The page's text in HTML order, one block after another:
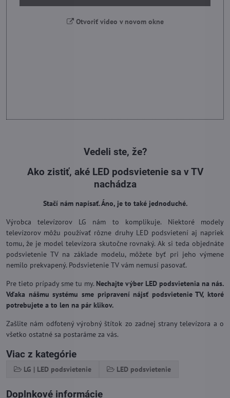
Otvoriť video v novom okne
Vedeli ste, že?
Ako zistiť, aké LED podsvietenie sa v TV
nachádza
Stačí nám napísať. Áno, je to také jednoduché.
Výrobca televízorov LG nám to komplikuje. Niektoré modely
televízorov môžu používať rôzne druhy LED podsvietení aj napriek
tomu, že je model televízora skutočne rovnaký. Ak si teda objednáte
podsvietenie TV na základe modelu, môžete byť pri jeho výmene
nemilo prekvapený. Podsvietenie TV vám nemusí pasovať.
Pre tieto prípady sme tu my. Nechajte výber LED podsvietenia na nás.
Vďaka nášmu systému sme pripravení nájsť podsvietenie TV, ktoré
potrebujete a to len na pár klikov.
Zašlite nám odfotený výrobný štítok zo zadnej strany televízora a o
všetko ostatné sa postaráme za vás.
Viac z kategórie
LG | LED podsvietenie LED podsvietenie
Doplnkové informácie